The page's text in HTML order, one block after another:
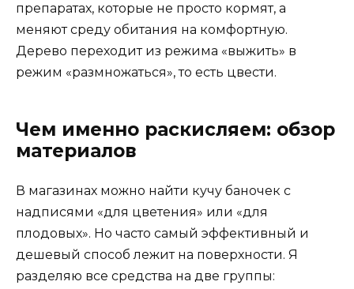
препаратах, которые не просто кормят, а
меняют среду обитания на комфортную.
Дерево переходит из режима «выжить» в
режим «размножаться», то есть цвести.
Чем именно раскисляем: обзор
материалов
В магазинах можно найти кучу баночек с
надписями «для цветения» или «для
плодовых». Но часто самый эффективный и
дешевый способ лежит на поверхности. Я
разделяю все средства на две группы: